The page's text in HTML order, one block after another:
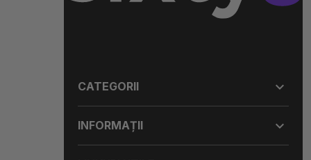
CATEGORII 
INFORMAȚII 